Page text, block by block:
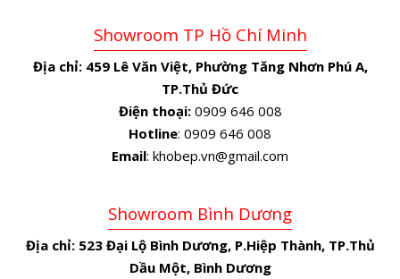
Showroom TP Hồ Chí Minh
Địa chỉ: 459 Lê Văn Việt, Phường Tăng Nhơn Phú A,
TP.Thủ Đức
Điện thoại:0909 646 008
Hotline: 0909 646 008
Email: khobep.vn@gmail.com
Showroom Bình Dương
Địa chỉ: 523 Đại Lộ Bình Dương, P.Hiệp Thành, TP.Thủ
Dầu Một, Bình Dương